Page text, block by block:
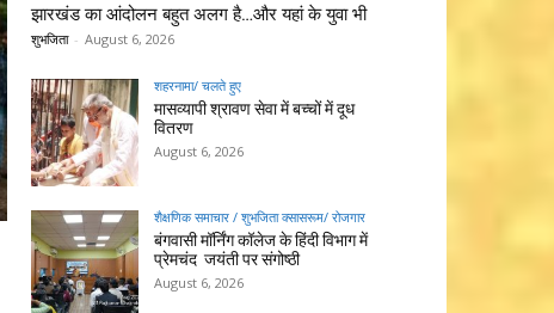
झारखंड का आंदोलन बहुत अलग है…और यहां के युवा भी
शुभजिता - August 6, 2026
शहरनामा/ चलते हुए
मासव्यापी श्रावण सेवा में बच्चों में दूध
वितरण
August 6, 2026
शैक्षणिक समाचार / शुभजिता क्सासरूम/ रोजगार
बंगवासी मॉर्निंग कॉलेज के हिंदी विभाग में
प्रेमचंद जयंती पर संगोष्ठी
August 6, 2026